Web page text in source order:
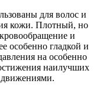
для волос и
кожи. Плотный, но
и
особенно гладкой и
на особенно
наилучших
движениями.